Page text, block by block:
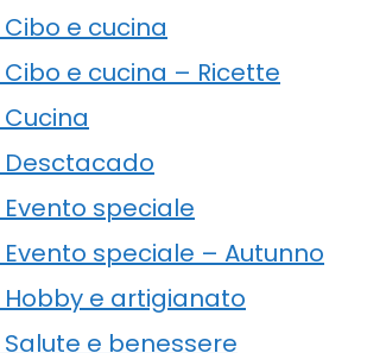
e cucina
e cucina – Ricette
speciale
speciale – Autunno
e artigianato
e benessere